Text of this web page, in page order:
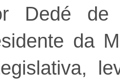
Dedé de
da